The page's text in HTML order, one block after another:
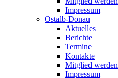
Impressum
Ostalb-Donau
Aktuelles
Berichte
Termine
Kontakte
Mitglied werden
Impressum